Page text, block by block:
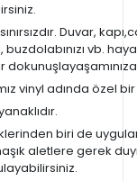
Duvar,
vb.
vinyl adında özel
biri de
aletlere gerek